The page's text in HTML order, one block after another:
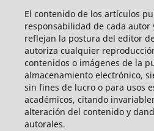
El contenido de los artículos
responsabilidad de cada autor
reflejan la postura del editor
autoriza cualquier
contenidos o imágenes de la
almacenamiento electrónico,
sin fines de lucro o para usos
académicos, citando
alteración del contenido y
autorales.